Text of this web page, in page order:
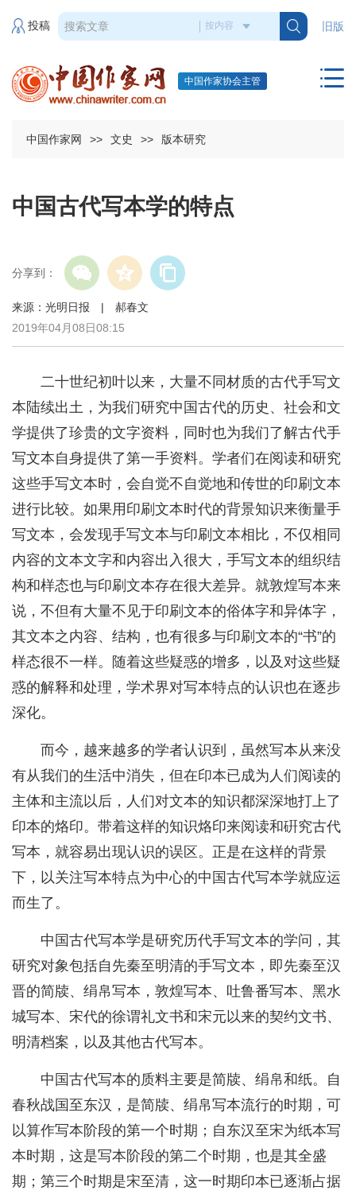
旧版
投稿
中国作家协会主管
中国作家网 >> 文史 >> 版本研究
中国古代写本学的特点
分享到：
来源：光明日报 | 郝春文
2019年04月08日08:15
二十世纪初叶以来，大量不同材质的古代手写文
本陆续出土，为我们研究中国古代的历史、社会和文
学提供了珍贵的文字资料，同时也为我们了解古代手
写文本自身提供了第一手资料。学者们在阅读和研究
这些手写文本时，会自觉不自觉地和传世的印刷文本
进行比较。如果用印刷文本时代的背景知识来衡量手
写文本，会发现手写文本与印刷文本相比，不仅相同
内容的文本文字和内容出入很大，手写文本的组织结
构和样态也与印刷文本存在很大差异。就敦煌写本来
说，不但有大量不见于印刷文本的俗体字和异体字，
其文本之内容、结构，也有很多与印刷文本的“书”的
样态很不一样。随着这些疑惑的增多，以及对这些疑
惑的解释和处理，学术界对写本特点的认识也在逐步
深化。
而今，越来越多的学者认识到，虽然写本从来没
有从我们的生活中消失，但在印本已成为人们阅读的
主体和主流以后，人们对文本的知识都深深地打上了
印本的烙印。带着这样的知识烙印来阅读和硏究古代
写本，就容易出现认识的误区。正是在这样的背景
下，以关注写本特点为中心的中国古代写本学就应运
而生了。
中国古代写本学是研究历代手写文本的学问，其
研究对象包括自先秦至明清的手写文本，即先秦至汉
晋的简牍、绢帛写本，敦煌写本、吐鲁番写本、黑水
城写本、宋代的徐谓礼文书和宋元以来的契约文书、
明清档案，以及其他古代写本。
中国古代写本的质料主要是简牍、绢帛和纸。自
春秋战国至东汉，是简牍、绢帛写本流行的时期，可
以算作写本阶段的第一个时期；自东汉至宋为纸本写
本时期，这是写本阶段的第二个时期，也是其全盛
期；第三个时期是宋至清，这一时期印本已逐渐占据